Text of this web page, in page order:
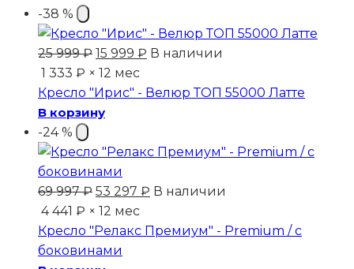
-38 %
25 999₽ Первоначальная
цена
составляла
25
15 999 ₽ Текущая
15
В наличии
1 333 ₽ × 12 мес
Кресло "Ирис" - Велюр ТОП 55000 Латте
В корзину
-24 %
69 997₽ Первоначальная
цена
составляла
69
53 297 ₽ Текущая
53
В наличии
4 441 ₽ × 12 мес
Кресло "Релакс Премиум" - Premium / с
боковинами